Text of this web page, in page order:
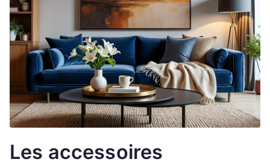
Les accessoires